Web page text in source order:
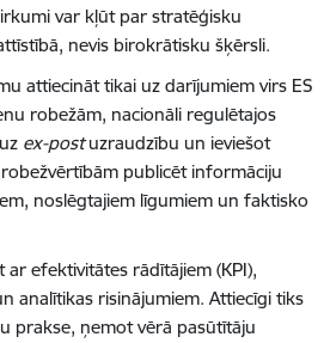
var kļūt par stratēģisku
nevis birokrātisku šķērsli.
attiecināt tikai uz darījumiem virs ES
robežām, nacionāli regulētajos
ex-postuzraudzību un ieviešot
publicēt informāciju
noslēgtajiem līgumiem un faktisko
efektivitātes rādītājiem (KPI),
analītikas risinājumiem. Attiecīgi tiks
prakse, ņemot vērā pasūtītāju